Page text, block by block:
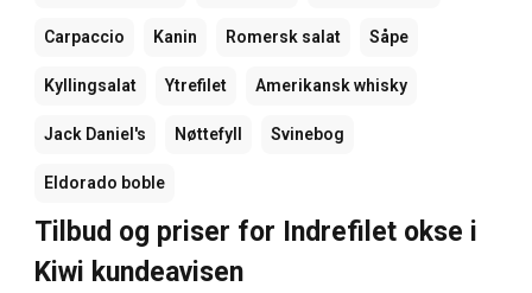
Carpaccio Kanin Romersk salat Såpe
Kyllingsalat Ytrefilet Amerikansk whisky
Jack Daniel's Nøttefyll Svinebog
Eldorado boble
Tilbud og priser for Indrefilet okse i
Kiwi kundeavisen